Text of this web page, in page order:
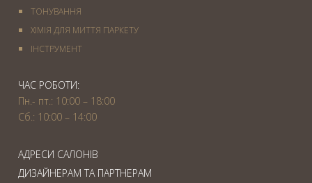
ТОНУВАННЯ
ХІМІЯ ДЛЯ МИТТЯ ПАРКЕТУ
IНСТРУМЕНТ
ЧАС РОБОТИ:
Пн.- пт.: 10:00 – 18:00
Сб.: 10:00 – 14:00
АДРЕСИ САЛОНІВ
ДИЗАЙНЕРАМ ТА ПАРТНЕРАМ